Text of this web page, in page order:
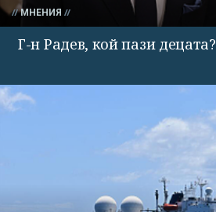
МНЕНИЯ
Г-н Радев, кой пази децата?